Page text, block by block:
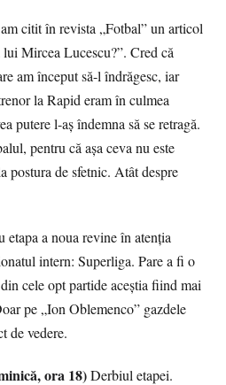
citit în revista „Fotbal” un articol
Mircea Lucescu?”. Cred că
am început să-l îndrăgesc, iar
la Rapid eram în culmea
putere l-aș îndemna să se retragă.
pentru că așa ceva nu este
postura de sfetnic. Atât despre
etapa a noua revine în atenția
intern: Superliga. Pare a fi o
cele opt partide aceștia fiind mai
pe „Ion Oblemenco” gazdele
de vedere.
ora 18)Derbiul etapei.